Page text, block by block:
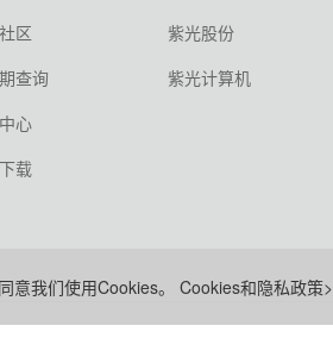
区
查询
心
载
紫光股份
紫光计算机
意我们使用Cookies。 Cookies和隐私政策>